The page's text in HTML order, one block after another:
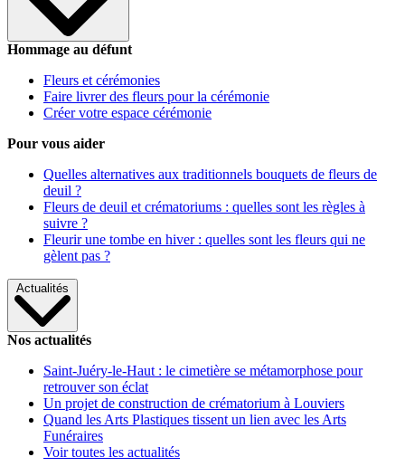
Hommage au défunt
Fleurs et cérémonies
Faire livrer des fleurs pour la cérémonie
Créer votre espace cérémonie
Pour vous aider
Quelles alternatives aux traditionnels bouquets de fleurs de
deuil ?
Fleurs de deuil et crématoriums : quelles sont les règles à
suivre ?
Fleurir une tombe en hiver : quelles sont les fleurs qui ne
gèlent pas ?
Actualités
Nos actualités
Saint-Juéry-le-Haut : le cimetière se métamorphose pour
retrouver son éclat
Un projet de construction de crématorium à Louviers
Quand les Arts Plastiques tissent un lien avec les Arts
Funéraires
Voir toutes les actualités